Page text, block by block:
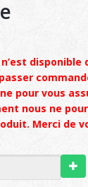
disponible
pour vous
nous ne
Merci de